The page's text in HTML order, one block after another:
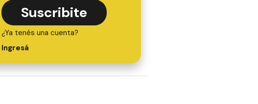
Suscribite
¿Ya tenés una cuenta?
Ingresá